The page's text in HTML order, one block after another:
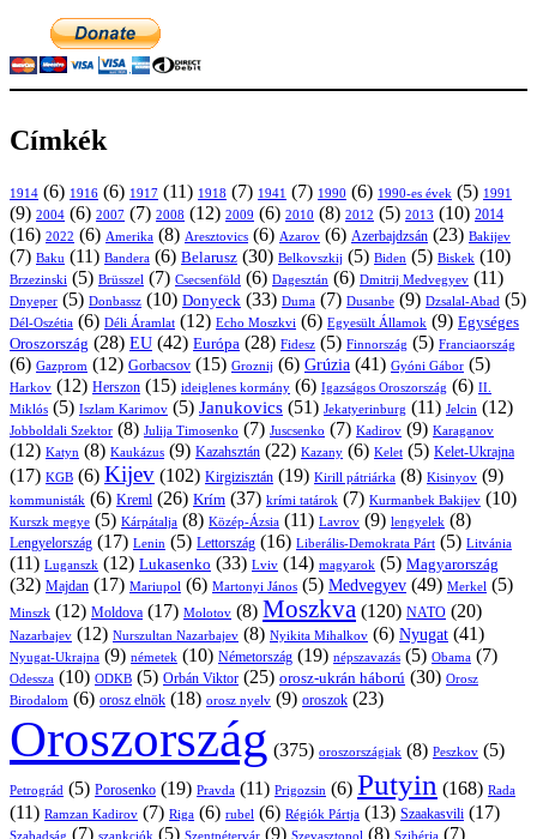
Címkék
1914 (6) 1916 (6) 1917 (11) 1918 (7) 1941 (7) 1990 (6) 1990-es évek (5) 1991
(9) 2004 (6) 2007 (7) 2008 (12) 2009 (6) 2010 (8) 2012 (5) 2013 (10) 2014
(16) 2022 (6) Amerika (8) Aresztovics (6) Azarov (6) Azerbajdzsán (23) Bakijev
(7) Baku (11) Bandera (6) Belarusz (30) Belkovszkij (5) Biden (5) Biskek (10)
Brzezinski (5) Brüsszel (7) Csecsenföld (6) Dagesztán (6) Dmitrij Medvegyev (11)
Dnyeper (5) Donbassz (10) Donyeck (33) Duma (7) Dusanbe (9) Dzsalal-Abad (5)
Dél-Oszétia (6) Déli Áramlat (12) Echo Moszkvi (6) Egyesült Államok (9) Egységes
Oroszország (28) EU (42) Európa (28) Fidesz (5) Finnország (5) Franciaország
(6) Gazprom (12) Gorbacsov (15) Groznij (6) Grúzia (41) Gyóni Gábor (5)
Harkov (12) Herszon (15) ideiglenes kormány (6) Igazságos Oroszország (6) II.
Miklós (5) Iszlam Karimov (5) Janukovics (51) Jekatyerinburg (11) Jelcin (12)
Jobboldali Szektor (8) Julija Timosenko (7) Juscsenko (7) Kadirov (9) Karaganov
(12) Katyn (8) Kaukázus (9) Kazahsztán (22) Kazany (6) Kelet (5) Kelet-Ukrajna
(17) KGB (6) Kijev (102) Kirgizisztán (19) Kirill pátriárka (8) Kisinyov (9)
kommunisták (6) Kreml (26) Krím (37) krími tatárok (7) Kurmanbek Bakijev (10)
Kurszk megye (5) Kárpátalja (8) Közép-Ázsia (11) Lavrov (9) lengyelek (8)
Lengyelország (17) Lenin (5) Lettország (16) Liberális-Demokrata Párt (5) Litvánia
(11) Luganszk (12) Lukasenko (33) Lviv (14) magyarok (5) Magyarország
(32) Majdan (17) Mariupol (6) Martonyi János (5) Medvegyev (49) Merkel (5)
Minszk (12) Moldova (17) Molotov (8) Moszkva (120) NATO (20)
Nazarbajev (12) Nurszultan Nazarbajev (8) Nyikita Mihalkov (6) Nyugat (41)
Nyugat-Ukrajna (9) németek (10) Németország (19) népszavazás (5) Obama (7)
Odessza (10) ODKB (5) Orbán Viktor (25) orosz-ukrán háború (30) Orosz
Birodalom (6) orosz elnök (18) orosz nyelv (9) oroszok (23)
Oroszország (375) oroszországiak (8) Peszkov (5)
Petrográd (5) Porosenko (19) Pravda (11) Prigozsin (6) Putyin (168) Rada
(11) Ramzan Kadirov (7) Riga (6) rubel (6) Régiók Pártja (13) Szaakasvili (17)
Szabadság (7) szankciók (5) Szentpétervár (9) Szevasztopol (8) Szibéria (7)